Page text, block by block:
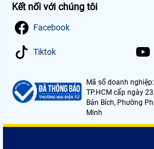
Kết nối với chúng tôi
Facebook
Tiktok
Mã số doanh
TP.HCM cấp ngày
Bán Bích, Phường
Minh